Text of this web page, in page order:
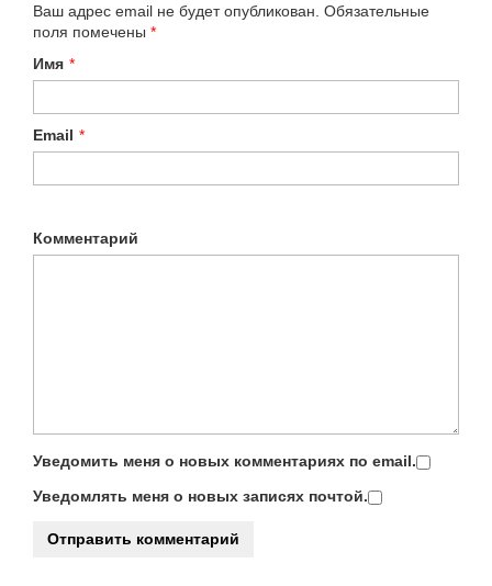
Ваш адрес email не будет опубликован. Обязательные
поля помечены *
Имя *
Email *
Комментарий
Уведомить меня о новых комментариях по email.
Уведомлять меня о новых записях почтой.